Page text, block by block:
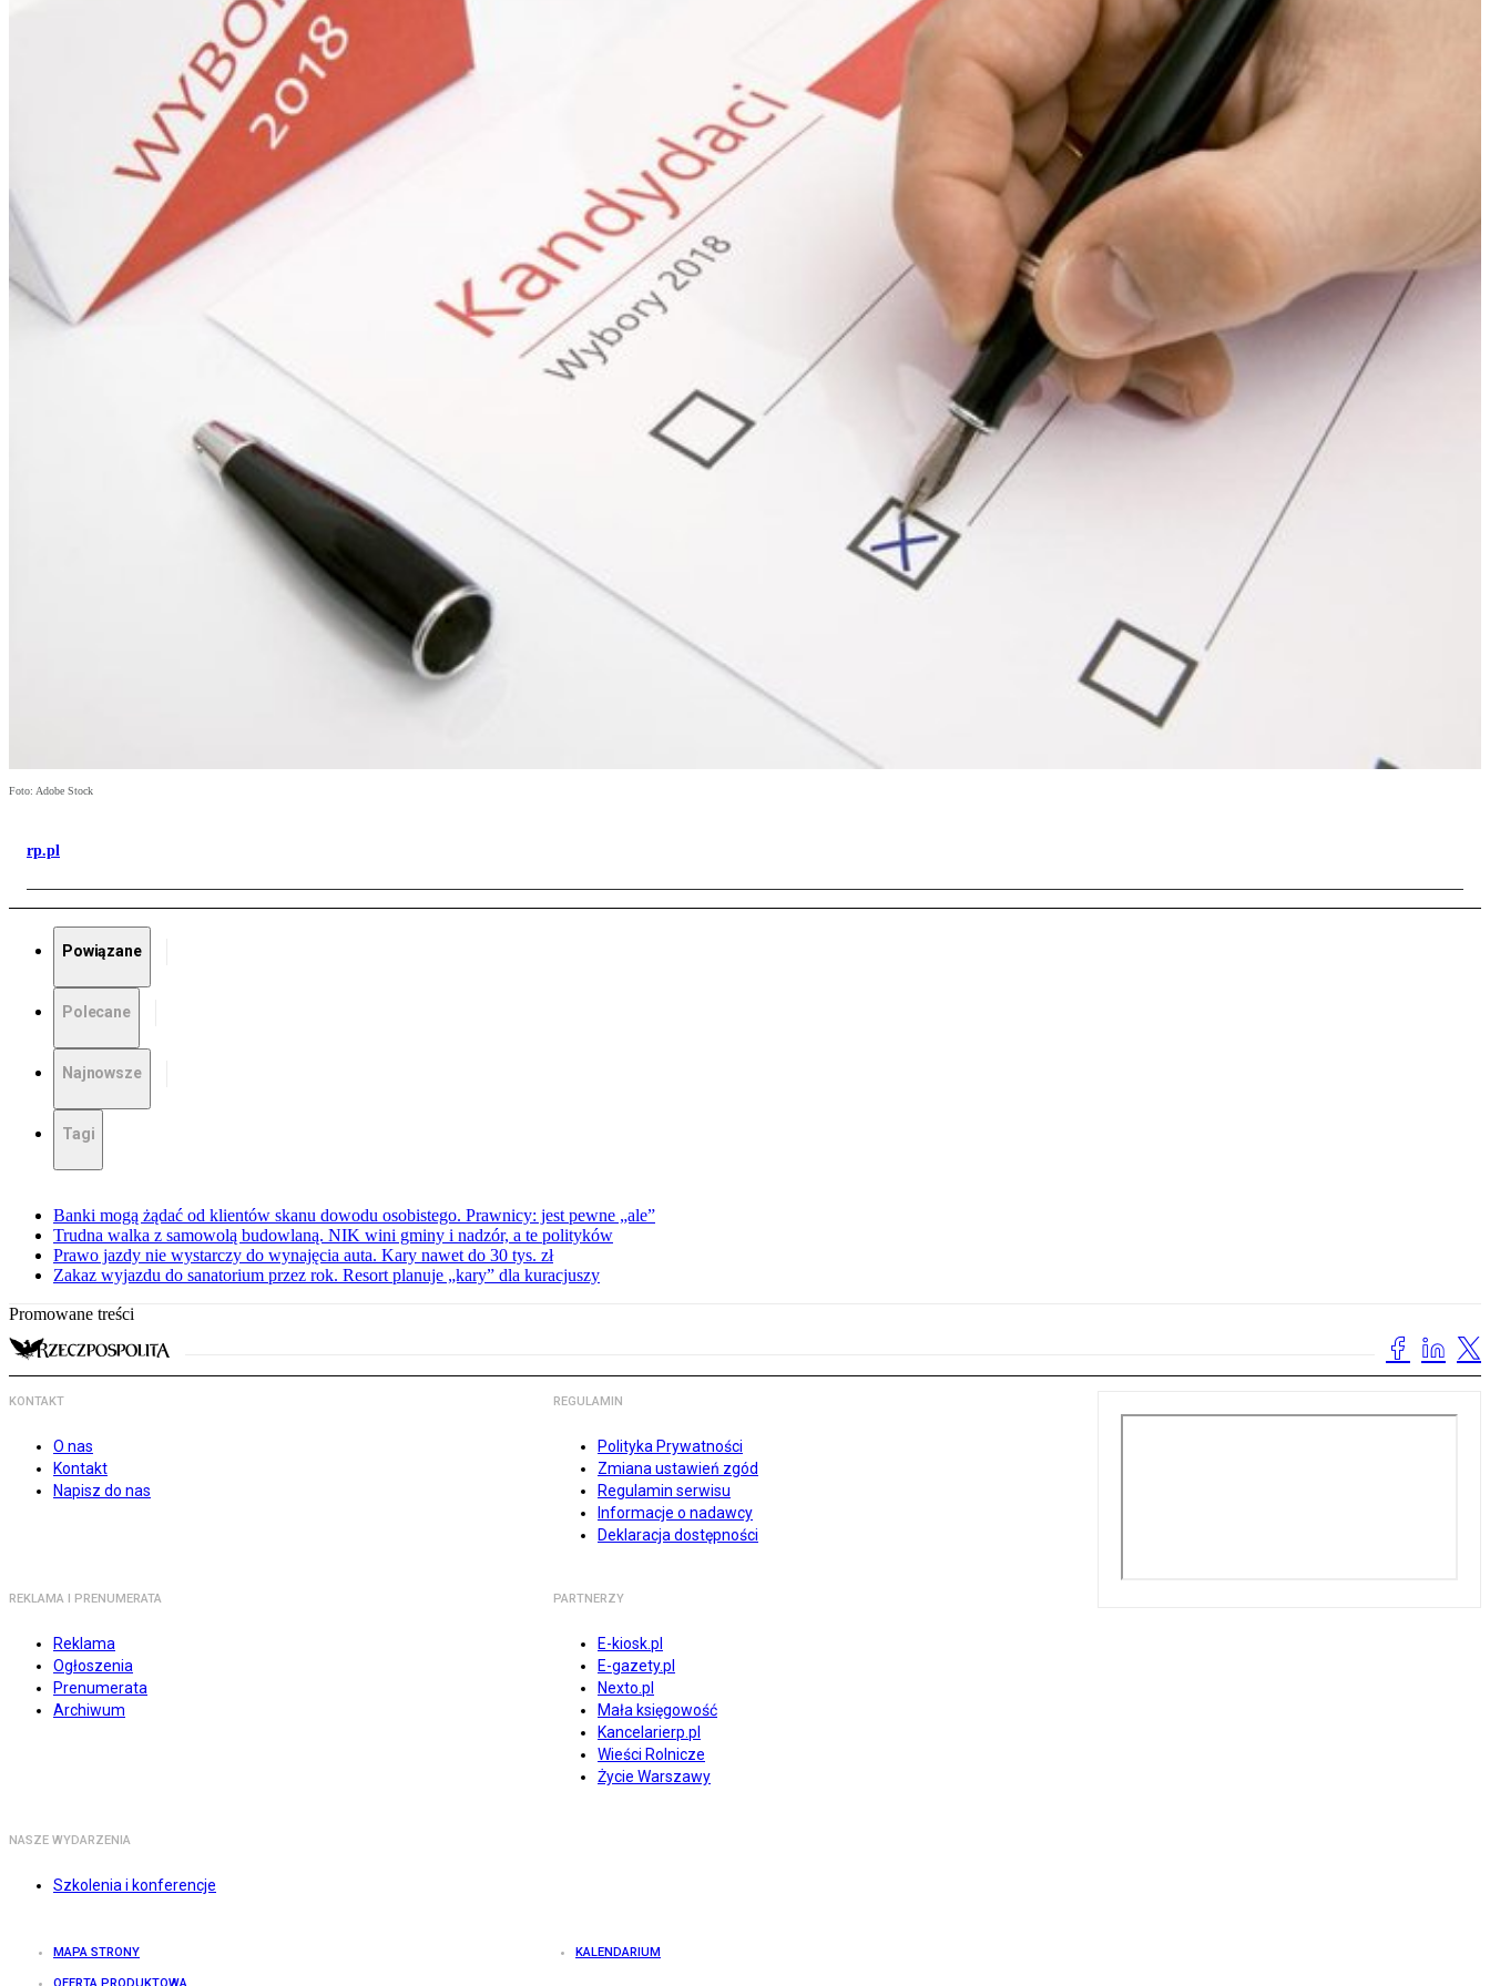
Foto: Adobe Stock
rp.pl
Powiązane
Polecane
Najnowsze
Tagi
Banki mogą żądać od klientów skanu dowodu osobistego. Prawnicy: jest pewne „ale”
Trudna walka z samowolą budowlaną. NIK wini gminy i nadzór, a te polityków
Prawo jazdy nie wystarczy do wynajęcia auta. Kary nawet do 30 tys. zł
Zakaz wyjazdu do sanatorium przez rok. Resort planuje „kary” dla kuracjuszy
Promowane treści
KONTAKT
O nas
Kontakt
Napisz do nas
REGULAMIN
Polityka Prywatności
Zmiana ustawień zgód
Regulamin serwisu
Informacje o nadawcy
Deklaracja dostępności
REKLAMA I PRENUMERATA
Reklama
Ogłoszenia
Prenumerata
Archiwum
PARTNERZY
E-kiosk.pl
E-gazety.pl
Nexto.pl
Mała księgowość
Kancelarierp.pl
Wieści Rolnicze
Życie Warszawy
NASZE WYDARZENIA
Szkolenia i konferencje
MAPA STRONY KALENDARIUM